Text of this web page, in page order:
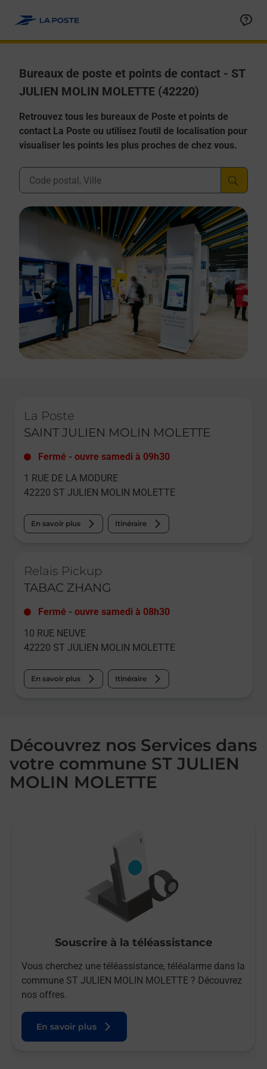
Bureaux de poste et points de contact - ST
JULIEN MOLIN MOLETTE (42220)
Retrouvez tous les bureaux de Poste et points de
contact La Poste ou utilisez l'outil de localisation pour
visualiser les points les plus proches de chez vous.
Ville, Département, Code Postal
La Poste
SAINT JULIEN MOLIN MOLETTE
Fermé - ouvre samedi à 09h30
1 RUE DE LA MODURE
42220 ST JULIEN MOLIN MOLETTE
En savoir plus Itinéraire
Relais Pickup
TABAC ZHANG
Fermé - ouvre samedi à 08h30
10 RUE NEUVE
42220 ST JULIEN MOLIN MOLETTE
En savoir plus Itinéraire
Découvrez nos Services dans
votre commune ST JULIEN
MOLIN MOLETTE
Souscrire à la téléassistance
Vous cherchez une téléassistance, téléalarme dans la
commune ST JULIEN MOLIN MOLETTE ? Découvrez
nos offres.
En savoir plus